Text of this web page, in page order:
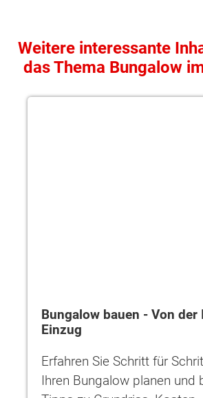
Weitere interessante
das Thema Bungalow
Bungalow bauen - Von der
Einzug
Erfahren Sie Schritt für
Ihren Bungalow planen und